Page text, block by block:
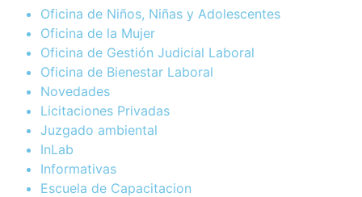
Oficina de Niños, Niñas y Adolescentes
Oficina de la Mujer
Oficina de Gestión Judicial Laboral
Oficina de Bienestar Laboral
Novedades
Licitaciones Privadas
Juzgado ambiental
InLab
Informativas
Escuela de Capacitacion